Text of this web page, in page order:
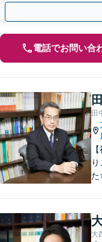
でもお気軽にご利用くださ
電話でお問い合
田
た
寧
に
大